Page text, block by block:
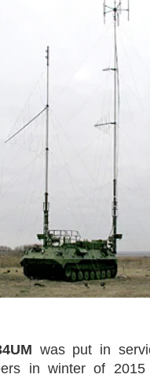
was put in
in winter of